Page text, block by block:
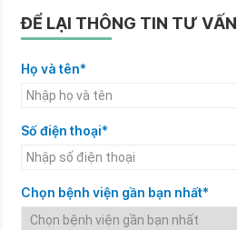
ĐỂ LẠI THÔNG TIN TƯ VẤN
Họ và tên*
Số điện thoại*
Chọn bệnh viện gần bạn nhất*